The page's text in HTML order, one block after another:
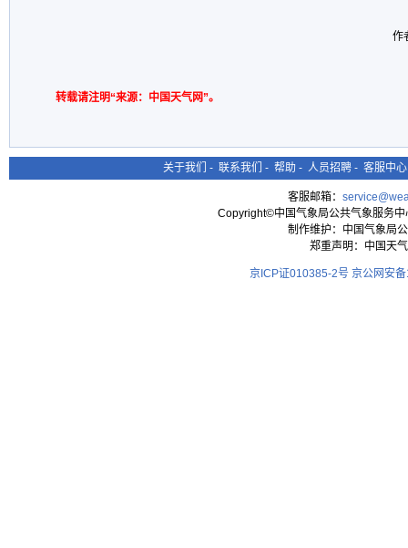
作
转载请注明“来源：中国天气网”。
关于我们 - 联系我们 - 帮助 - 人员招聘 - 客服中心
客服邮箱：
Copyright©中国气象局公共气象服务
制作维护：中国气象局
郑重声明：中国天
京ICP证010385-2号 京公网安